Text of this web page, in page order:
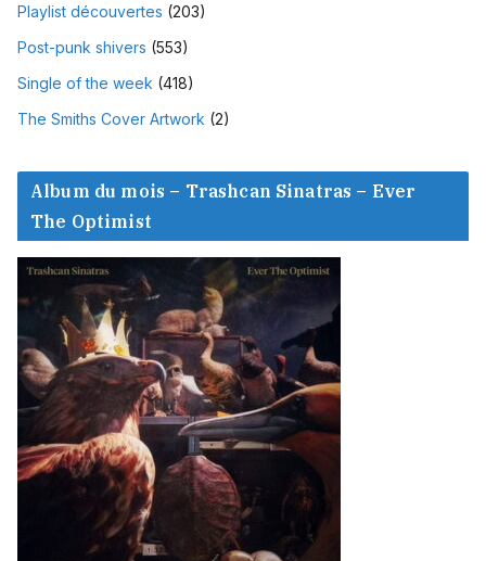
Playlist découvertes (203)
Post-punk shivers (553)
Single of the week (418)
The Smiths Cover Artwork (2)
Album du mois – Trashcan Sinatras – Ever
The Optimist